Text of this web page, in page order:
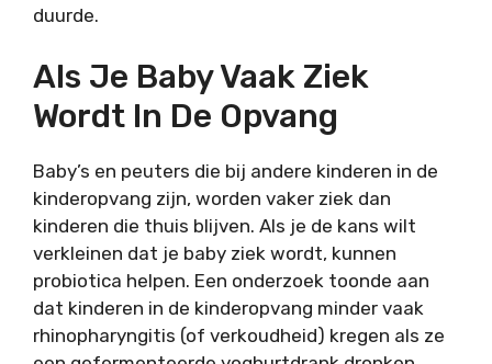
duurde.
Als Je Baby Vaak Ziek
Wordt In De Opvang
Baby’s en peuters die bij andere kinderen in de
kinderopvang zijn, worden vaker ziek dan
kinderen die thuis blijven. Als je de kans wilt
verkleinen dat je baby ziek wordt, kunnen
probiotica helpen. Een onderzoek toonde aan
dat kinderen in de kinderopvang minder vaak
rhinopharyngitis (of verkoudheid) kregen als ze